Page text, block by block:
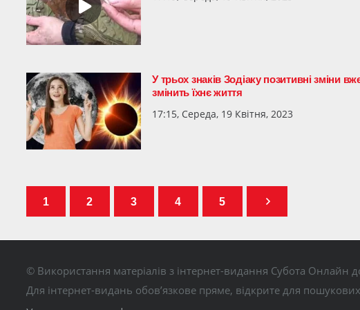
У трьох знаків Зодіаку позитивні зміни
змінить їхнє життя
17:15, Середа, 19 Квітня, 2023
1 2 3 4 5
© Використання матеріалів з інтернет-видання Субота
Для інтернет-видань обов’язкове пряме, відкрите для